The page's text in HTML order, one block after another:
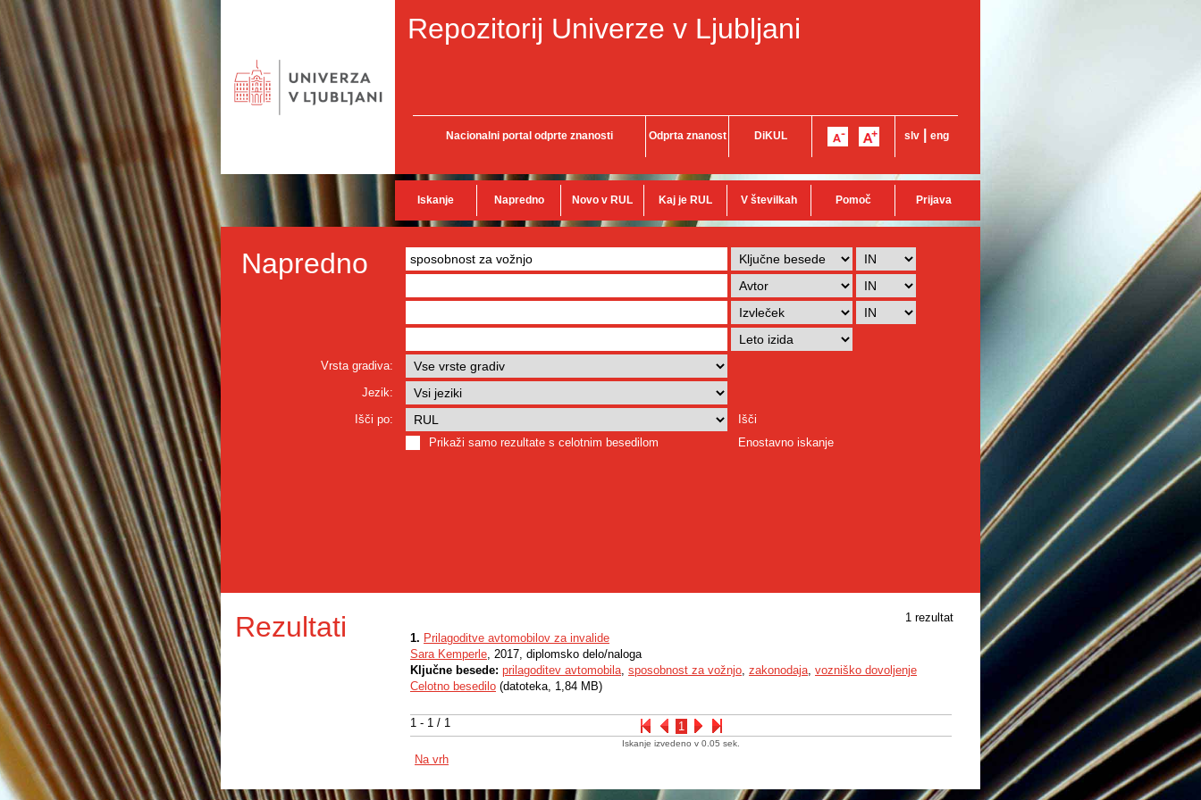
Repozitorij Univerze v Ljubljani
Nacionalni portal odprte znanosti Odprta znanost DiKUL slv eng
Iskanje Napredno Novo v RUL Kaj je RUL V številkah Pomoč Prijava
Napredno
Vrsta gradiva:
Jezik:
Išči po:
Išči
Prikaži samo rezultate s celotnim besedilom
Enostavno iskanje
Rezultati 1 rezultat
1 - 1 / 1 1
1. Prilagoditve avtomobilov za invalide
Sara Kemperle, 2017, diplomsko delo/naloga
Ključne besede: prilagoditev avtomobila, sposobnost za vožnjo, zakonodaja, vozniško dovoljenje
Celotno besedilo (datoteka, 1,84 MB)
Iskanje izvedeno v 0.05 sek.
Na vrh